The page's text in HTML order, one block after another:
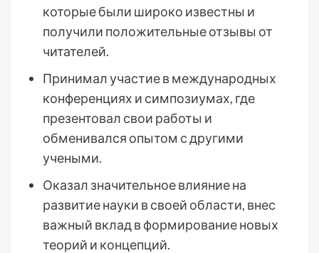
которые были широко известны и
получили положительные отзывы от
читателей.
Принимал участие в международных
конференциях и симпозиумах, где
презентовал свои работы и
обменивался опытом с другими
учеными.
Оказал значительное влияние на
развитие науки в своей области, внес
важный вклад в формирование новых
теорий и концепций.